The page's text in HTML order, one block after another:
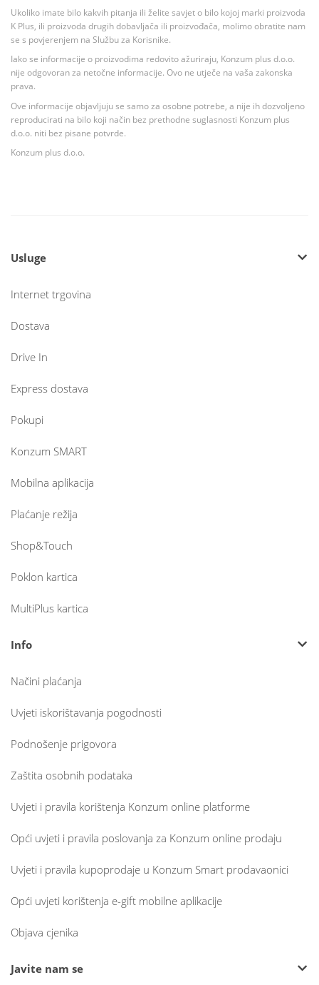
Ukoliko imate bilo kakvih pitanja ili želite savjet o bilo kojoj marki proizvoda
K Plus, ili proizvoda drugih dobavljača ili proizvođača, molimo obratite nam
se s povjerenjem na Službu za Korisnike.
Iako se informacije o proizvodima redovito ažuriraju, Konzum plus d.o.o.
nije odgovoran za netočne informacije. Ovo ne utječe na vaša zakonska
prava.
Ove informacije objavljuju se samo za osobne potrebe, a nije ih dozvoljeno
reproducirati na bilo koji način bez prethodne suglasnosti Konzum plus
d.o.o. niti bez pisane potvrde.
Konzum plus d.o.o.
Usluge
Internet trgovina
Dostava
Drive In
Express dostava
Pokupi
Konzum SMART
Mobilna aplikacija
Plaćanje režija
Shop&Touch
Poklon kartica
MultiPlus kartica
Info
Načini plaćanja
Uvjeti iskorištavanja pogodnosti
Podnošenje prigovora
Zaštita osobnih podataka
Uvjeti i pravila korištenja Konzum online platforme
Opći uvjeti i pravila poslovanja za Konzum online prodaju
Uvjeti i pravila kupoprodaje u Konzum Smart prodavaonici
Opći uvjeti korištenja e-gift mobilne aplikacije
Objava cjenika
Javite nam se